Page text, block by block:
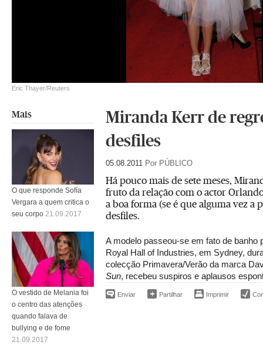
Eric Thayer/Reuters
Miranda Kerr de
desfiles
05.08.2011 Por PÚBLICO
Há pouco mais de sete meses,
fruto da relação com o actor
a boa forma (se é que alguma vez a
desfiles.
A modelo passeou-se em fato de banho
Royal Hall of Industries, em Sydney,
colecção Primavera/Verão da marca
Sun, recebeu suspiros e aplausos
Enviar Partilhar Imprimir
Mais
O que responde Sofía
Vergara a quem critica o
seu corpo 21.09.2017
O vestido de Melania foi
o centro das atenções
quando falava de
bullying e de fome
21.09.2017